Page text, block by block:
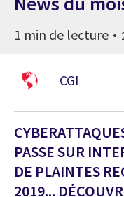
1 min de lecture
CGI
PASSE SUR
DE PLAINTES
2019...